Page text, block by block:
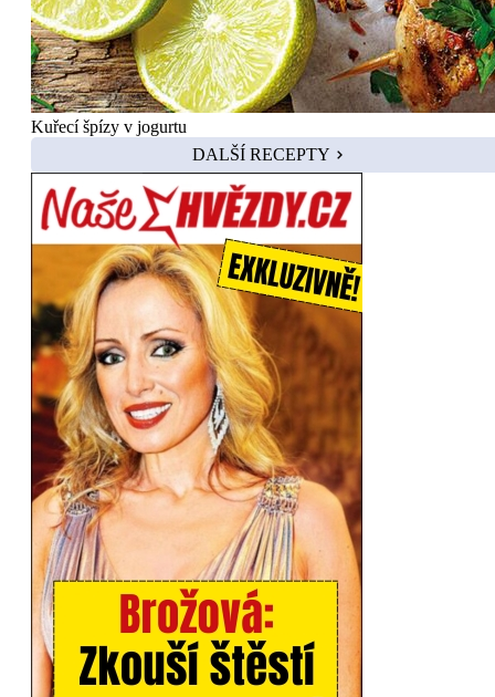
Kuřecí špízy v jogurtu
DALŠÍ RECEPTY